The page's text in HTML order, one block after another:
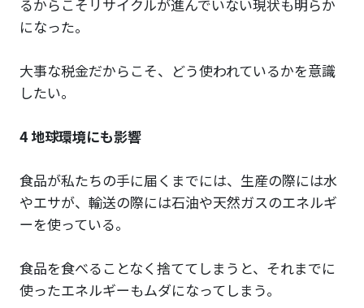
るからこそリサイクルが進んでいない現状も明らか
になった。
大事な税金だからこそ、どう使われているかを意識
したい。
4 地球環境にも影響
食品が私たちの手に届くまでには、生産の際には水
やエサが、輸送の際には石油や天然ガスのエネルギ
ーを使っている。
食品を食べることなく捨ててしまうと、それまでに
使ったエネルギーもムダになってしまう。